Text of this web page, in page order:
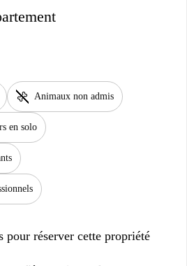
pet_supplies Animaux non admis
en solo
pour réserver cette propriété